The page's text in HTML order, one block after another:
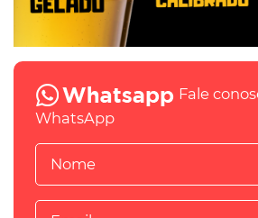
Fale
WhatsApp